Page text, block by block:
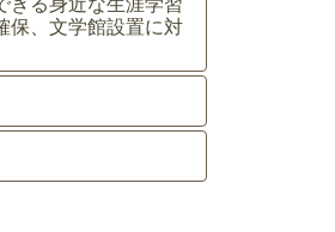
保、文学館設置に対